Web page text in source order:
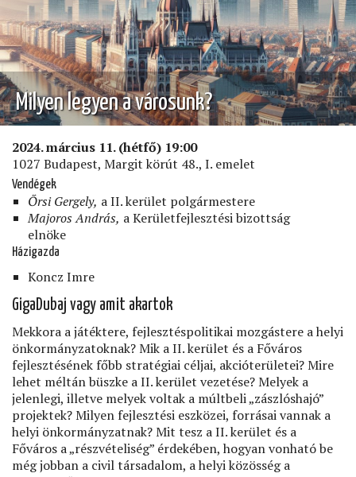
Milyen legyen a városunk?
2024. március 11. (hétfő) 19:00
1027 Budapest, Margit körút 48., I. emelet
Vendégek
Őrsi Gergely, a II. kerület polgármestere
Majoros András, a Kerületfejlesztési bizottság
elnöke
Házigazda
Koncz Imre
GigaDubaj vagy amit akartok
Mekkora a játéktere, fejlesztéspolitikai mozgástere a helyi
önkormányzatoknak? Mik a II. kerület és a Főváros
fejlesztésének főbb stratégiai céljai, akcióterületei? Mire
lehet méltán büszke a II. kerület vezetése? Melyek a
jelenlegi, illetve melyek voltak a múltbeli „zászlóshajó”
projektek? Milyen fejlesztési eszközei, forrásai vannak a
helyi önkormányzatnak? Mit tesz a II. kerület és a
Főváros a „részvételiség” érdekében, hogyan vonható be
még jobban a civil társadalom, a helyi közösség a